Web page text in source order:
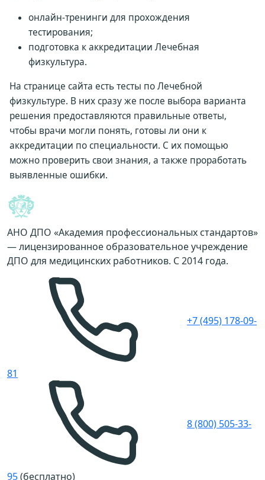
онлайн-тренинги для прохождения
тестирования;
подготовка к аккредитации Лечебная
физкультура.
На странице сайта есть тесты по Лечебной
физкультуре. В них сразу же после выбора варианта
решения предоставляются правильные ответы,
чтобы врачи могли понять, готовы ли они к
аккредитации по специальности. С их помощью
можно проверить свои знания, а также проработать
выявленные ошибки.
АНО ДПО «Академия профессиональных стандартов»
— лицензированное образовательное учреждение
ДПО для медицинских работников. С 2014 года.
+7 (495) 178-09-
81
8 (800) 505-33-
95(бесплатно)